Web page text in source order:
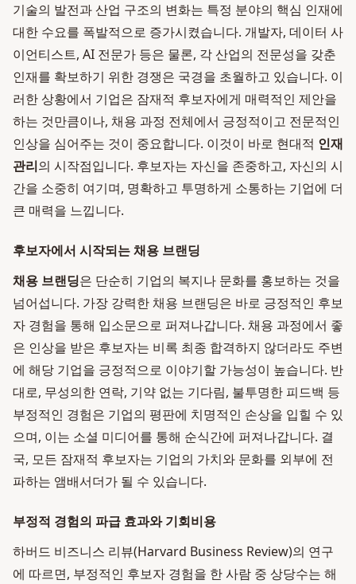
기술의 발전과 산업 구조의 변화는 특정 분야의 핵심 인재에
대한 수요를 폭발적으로 증가시켰습니다. 개발자, 데이터 사
이언티스트, AI 전문가 등은 물론, 각 산업의 전문성을 갖춘
인재를 확보하기 위한 경쟁은 국경을 초월하고 있습니다. 이
러한 상황에서 기업은 잠재적 후보자에게 매력적인 제안을
하는 것만큼이나, 채용 과정 전체에서 긍정적이고 전문적인
인상을 심어주는 것이 중요합니다. 이것이 바로 현대적 인재
관리의 시작점입니다. 후보자는 자신을 존중하고, 자신의 시
간을 소중히 여기며, 명확하고 투명하게 소통하는 기업에 더
큰 매력을 느낍니다.
후보자에서 시작되는 채용 브랜딩
채용 브랜딩은 단순히 기업의 복지나 문화를 홍보하는 것을
넘어섭니다. 가장 강력한 채용 브랜딩은 바로 긍정적인 후보
자 경험을 통해 입소문으로 퍼져나갑니다. 채용 과정에서 좋
은 인상을 받은 후보자는 비록 최종 합격하지 않더라도 주변
에 해당 기업을 긍정적으로 이야기할 가능성이 높습니다. 반
대로, 무성의한 연락, 기약 없는 기다림, 불투명한 피드백 등
부정적인 경험은 기업의 평판에 치명적인 손상을 입힐 수 있
으며, 이는 소셜 미디어를 통해 순식간에 퍼져나갑니다. 결
국, 모든 잠재적 후보자는 기업의 가치와 문화를 외부에 전
파하는 앰배서더가 될 수 있습니다.
부정적 경험의 파급 효과와 기회비용
하버드 비즈니스 리뷰(Harvard Business Review)의 연구
에 따르면, 부정적인 후보자 경험을 한 사람 중 상당수는 해